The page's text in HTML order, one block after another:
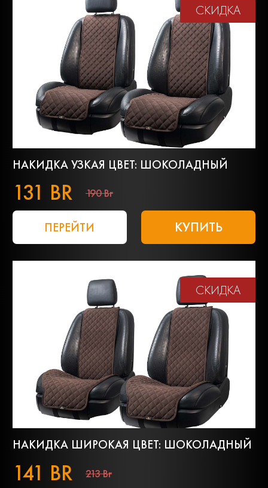
СКИДКА
НАКИДКА УЗКАЯ ЦВЕТ: ШОКОЛАДНЫЙ
131 BR 190 Br
ПЕРЕЙТИ КУПИТЬ
СКИДКА
НАКИДКА ШИРОКАЯ ЦВЕТ: ШОКОЛАДНЫЙ
141 BR 213 Br